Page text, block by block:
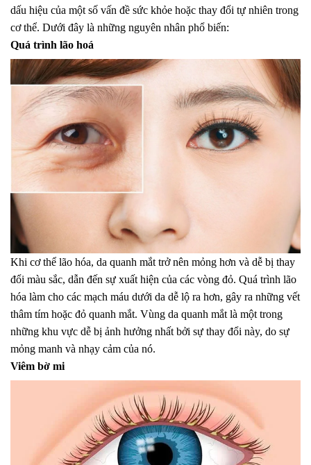
dấu hiệu của một số vấn đề sức khỏe hoặc thay đổi tự nhiên trong
cơ thể. Dưới đây là những nguyên nhân phổ biến:
Quá trình lão hoá
Khi cơ thể lão hóa, da quanh mắt trở nên mỏng hơn và dễ bị thay
đổi màu sắc, dẫn đến sự xuất hiện của các vòng đỏ. Quá trình lão
hóa làm cho các mạch máu dưới da dễ lộ ra hơn, gây ra những vết
thâm tím hoặc đỏ quanh mắt. Vùng da quanh mắt là một trong
những khu vực dễ bị ảnh hưởng nhất bởi sự thay đổi này, do sự
mỏng manh và nhạy cảm của nó.
Viêm bờ mi